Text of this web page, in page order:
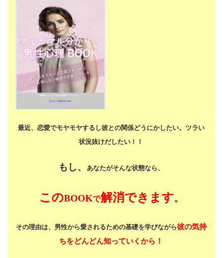
最近、恋愛でモヤモヤするし彼との関係どうにかしたい。 ツラい
状況抜けだしたい！！
もし、 あなたがそんな状態なら、
このBOOKで解消できます。
その理由は、男性から愛されるための基礎を学びながら彼の気持
ちをどんどん知っていくから！